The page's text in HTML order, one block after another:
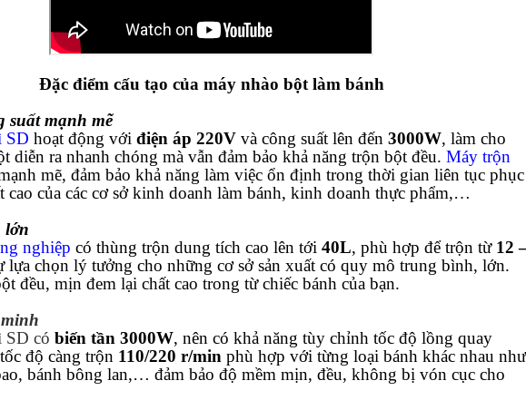
Đặc điểm cấu tạo của máy nhào bột làm bánh
suất mạnh mẽ
SD hoạt động với điện áp 220V và công suất lên đến 3000W, làm cho
diễn ra nhanh chóng mà vẫn đảm bảo khả năng trộn bột đều. Máy trộn
mẽ, đảm bảo khả năng làm việc ổn định trong thời gian liên tục phục
cao của các cơ sở kinh doanh làm bánh, kinh doanh thực phẩm,…
lớn
nghiệp có thùng trộn dung tích cao lên tới 40L, phù hợp để trộn từ 12
lựa chọn lý tưởng cho những cơ sở sản xuất có quy mô trung bình, lớn.
đều, mịn đem lại chất cao trong từ chiếc bánh của bạn.
SD có biến tần 3000W, nên có khả năng tùy chỉnh tốc độ lồng quay
độ càng trộn 110/220 r/min phù hợp với từng loại bánh khác nhau
bánh bông lan,… đảm bảo độ mềm mịn, đều, không bị vón cục cho